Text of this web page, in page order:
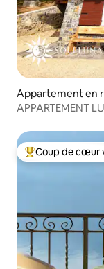
Appartement en
APPARTEMENT
Coups de cœur
Coup de cœur